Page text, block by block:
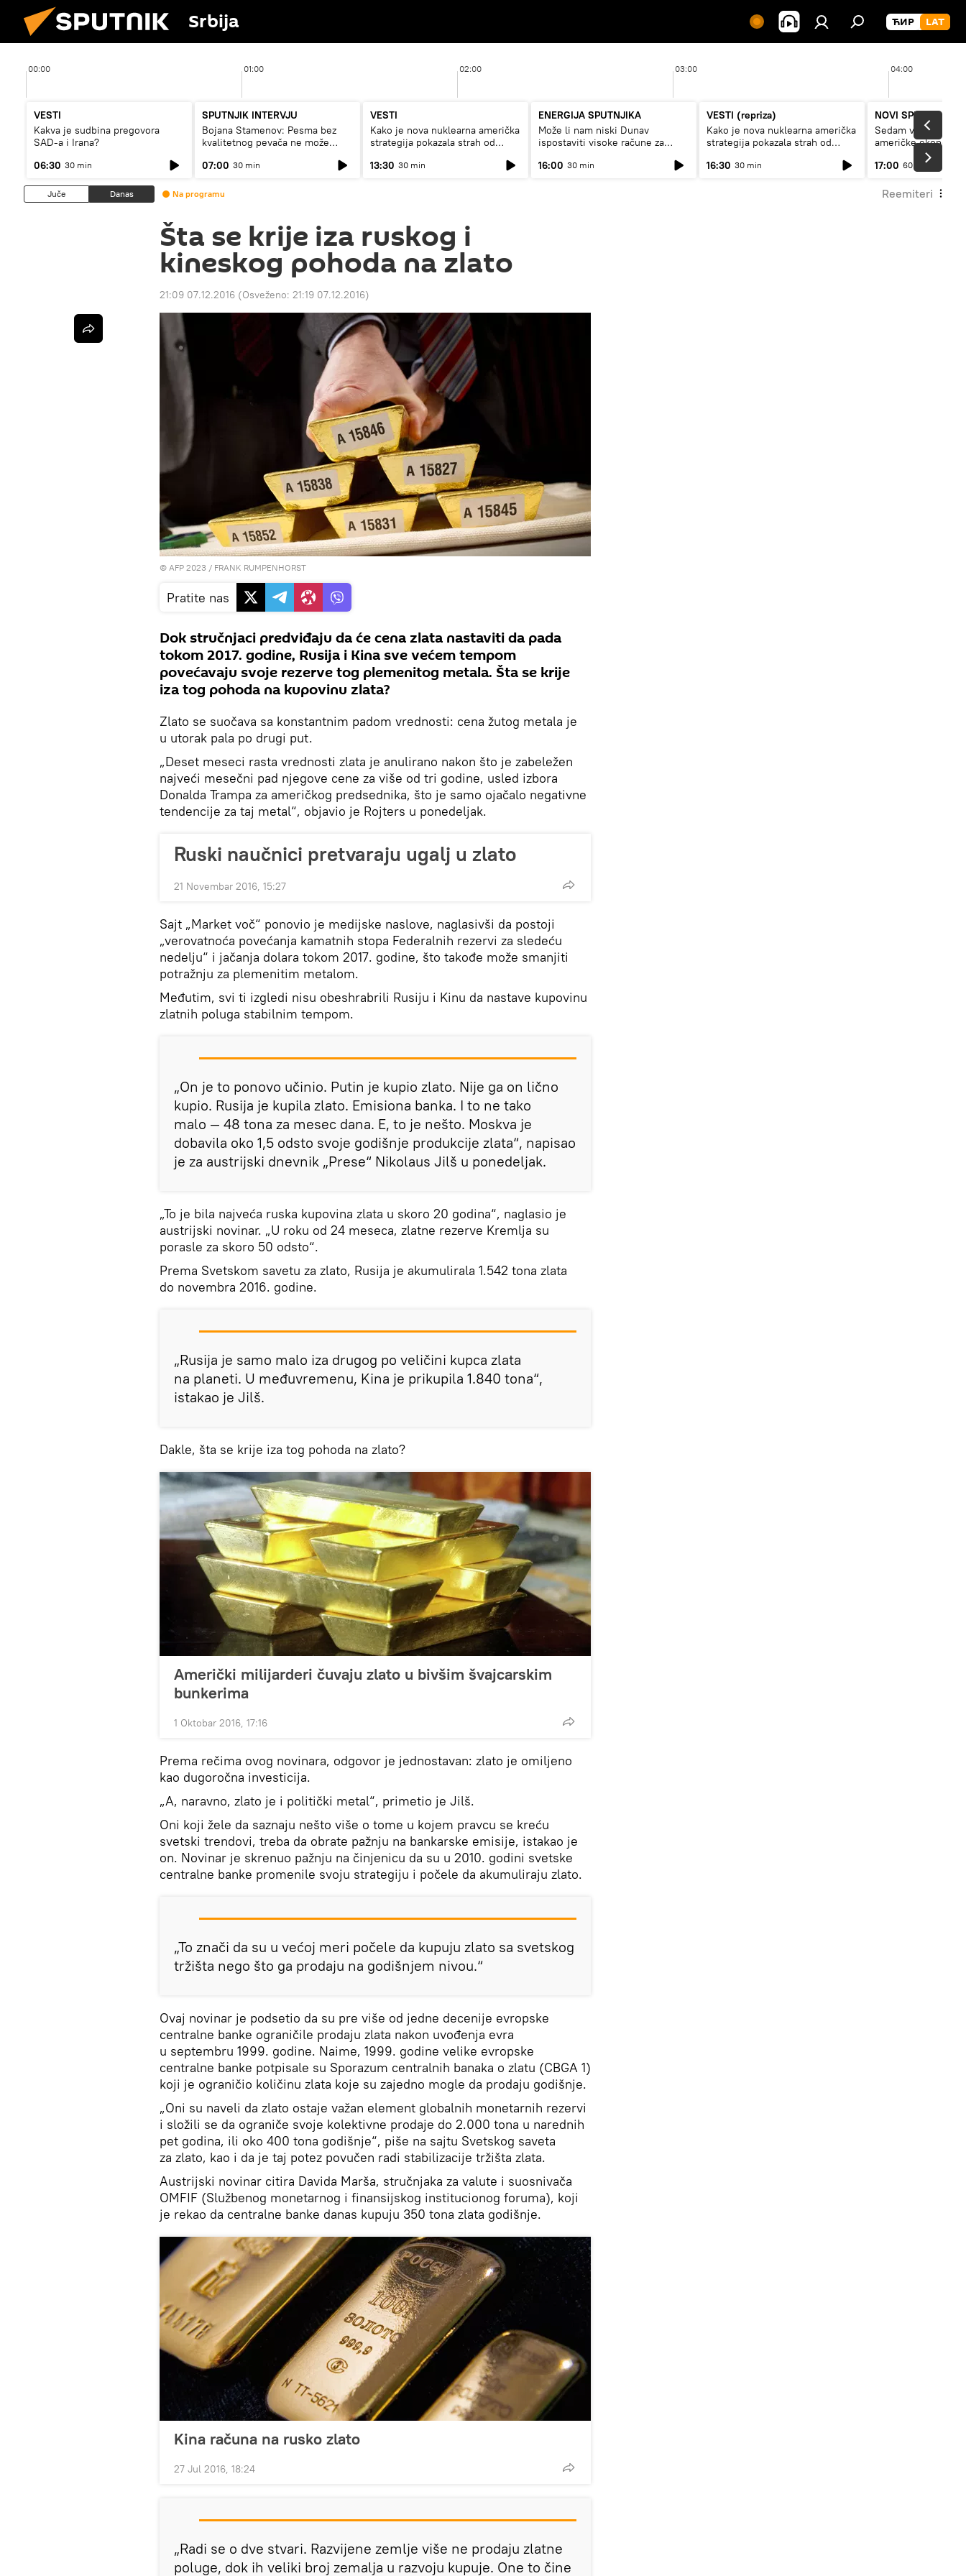
Srbija
00:00 01:00 02:00 03:00 04:00
VESTI
Kakva je sudbina pregovora
SAD-a i Irana?
06:30 30 min
SPUTNJIK INTERVJU
Bojana Stamenov: Pesma bez
kvalitetnog pevača ne može
07:00 30 min
VESTI
Kako je nova nuklearna američka
strategija pokazala strah od
13:30 30 min
ENERGIJA SPUTNJIKA
Može li nam niski Dunav
ispostaviti visoke račune za
16:00 30 min
VESTI (repriza)
Kako je nova nuklearna američka
strategija pokazala strah od
16:30 30 min
NOVI SPUTNJIK
Sedam
američke
17:00 60 min
Juče Danas Na programu Reemiteri
Šta se krije iza ruskog i
kineskog pohoda na zlato
21:09 07.12.2016 (Osveženo: 21:19 07.12.2016)
© AFP 2023 / FRANK RUMPENHORST
Pratite nas
Dok stručnjaci predviđaju da će cena zlata nastaviti da pada
tokom 2017. godine, Rusija i Kina sve većem tempom
povećavaju svoje rezerve tog plemenitog metala. Šta se krije
iza tog pohoda na kupovinu zlata?
Zlato se suočava sa konstantnim padom vrednosti: cena žutog metala je
u utorak pala po drugi put.
„Deset meseci rasta vrednosti zlata je anulirano nakon što je zabeležen
najveći mesečni pad njegove cene za više od tri godine, usled izbora
Donalda Trampa za američkog predsednika, što je samo ojačalo negativne
tendencije za taj metal“, objavio je Rojters u ponedeljak.
Ruski naučnici pretvaraju ugalj u zlato
21 Novembar 2016, 15:27
Sajt „Market voč“ ponovio je medijske naslove, naglasivši da postoji
„verovatnoća povećanja kamatnih stopa Federalnih rezervi za sledeću
nedelju“ i jačanja dolara tokom 2017. godine, što takođe može smanjiti
potražnju za plemenitim metalom.
Međutim, svi ti izgledi nisu obeshrabrili Rusiju i Kinu da nastave kupovinu
zlatnih poluga stabilnim tempom.
„On je to ponovo učinio. Putin je kupio zlato. Nije ga on lično
kupio. Rusija je kupila zlato. Emisiona banka. I to ne tako
malo — 48 tona za mesec dana. E, to je nešto. Moskva je
dobavila oko 1,5 odsto svoje godišnje produkcije zlata“, napisao
je za austrijski dnevnik „Prese“ Nikolaus Jilš u ponedeljak.
„To je bila najveća ruska kupovina zlata u skoro 20 godina“, naglasio je
austrijski novinar. „U roku od 24 meseca, zlatne rezerve Kremlja su
porasle za skoro 50 odsto“.
Prema Svetskom savetu za zlato, Rusija je akumulirala 1.542 tona zlata
do novembra 2016. godine.
„Rusija je samo malo iza drugog po veličini kupca zlata
na planeti. U međuvremenu, Kina je prikupila 1.840 tona“,
istakao je Jilš.
Dakle, šta se krije iza tog pohoda na zlato?
Američki milijarderi čuvaju zlato u bivšim švajcarskim
bunkerima
1 Oktobar 2016, 17:16
Prema rečima ovog novinara, odgovor je jednostavan: zlato je omiljeno
kao dugoročna investicija.
„A, naravno, zlato je i politički metal“, primetio je Jilš.
Oni koji žele da saznaju nešto više o tome u kojem pravcu se kreću
svetski trendovi, treba da obrate pažnju na bankarske emisije, istakao je
on. Novinar je skrenuo pažnju na činjenicu da su u 2010. godini svetske
centralne banke promenile svoju strategiju i počele da akumuliraju zlato.
„To znači da su u većoj meri počele da kupuju zlato sa svetskog
tržišta nego što ga prodaju na godišnjem nivou.“
Ovaj novinar je podsetio da su pre više od jedne decenije evropske
centralne banke ograničile prodaju zlata nakon uvođenja evra
u septembru 1999. godine. Naime, 1999. godine velike evropske
centralne banke potpisale su Sporazum centralnih banaka o zlatu (CBGA 1)
koji je ograničio količinu zlata koje su zajedno mogle da prodaju godišnje.
„Oni su naveli da zlato ostaje važan element globalnih monetarnih rezervi
i složili se da ograniče svoje kolektivne prodaje do 2.000 tona u narednih
pet godina, ili oko 400 tona godišnje“, piše na sajtu Svetskog saveta
za zlato, kao i da je taj potez povučen radi stabilizacije tržišta zlata.
Austrijski novinar citira Davida Marša, stručnjaka za valute i suosnivača
OMFIF (Službenog monetarnog i finansijskog institucionog foruma), koji
je rekao da centralne banke danas kupuju 350 tona zlata godišnje.
Kina računa na rusko zlato
27 Jul 2016, 18:24
„Radi se o dve stvari. Razvijene zemlje više ne prodaju zlatne
poluge, dok ih veliki broj zemalja u razvoju kupuje. One to čine